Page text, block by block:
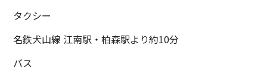
タクシー
名鉄犬山線 江南駅・柏森駅より約10分
バス